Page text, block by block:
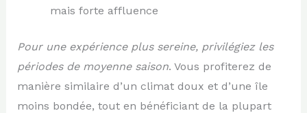
mais forte affluence
Pour une expérience plus sereine, privilégiez les
périodes de moyenne saison. Vous profiterez de
manière similaire d’un climat doux et d’une île
moins bondée, tout en bénéficiant de la plupart